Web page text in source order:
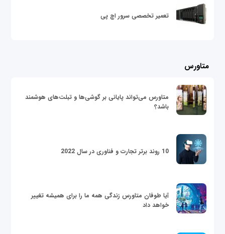
تعمیر تخصصی سرور اچ پی
متاورس
متاورس می‌تواند پایانی بر گوشی‌ها و تبلت‌های هوشمند
باشد؟
10 روند برتر تجارت و فناوری در سال 2022
آیا طوفان متاورس زندگی همه ما را برای همیشه تغییر
خواهد داد